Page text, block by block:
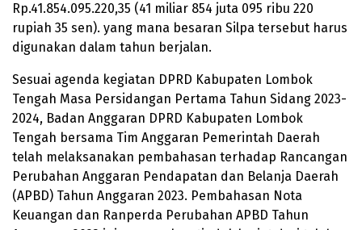
Rp.41.854.095.220,35 (41 miliar 854 juta 095 ribu 220
rupiah 35 sen). yang mana besaran Silpa tersebut harus
digunakan dalam tahun berjalan.
Sesuai agenda kegiatan DPRD Kabupaten Lombok
Tengah Masa Persidangan Pertama Tahun Sidang 2023-
2024, Badan Anggaran DPRD Kabupaten Lombok
Tengah bersama Tim Anggaran Pemerintah Daerah
telah melaksanakan pembahasan terhadap Rancangan
Perubahan Anggaran Pendapatan dan Belanja Daerah
(APBD) Tahun Anggaran 2023. Pembahasan Nota
Keuangan dan Ranperda Perubahan APBD Tahun